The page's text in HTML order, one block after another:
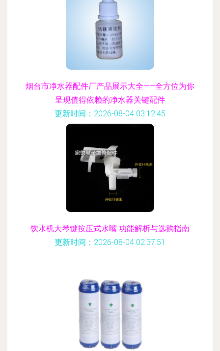
烟台市净水器配件厂产品展示大全——全方位为你
呈现值得依赖的净水器关键配件
更新时间：2026-08-04 03:12:45
饮水机大琴键按压式水嘴 功能解析与选购指南
更新时间：2026-08-04 02:37:51